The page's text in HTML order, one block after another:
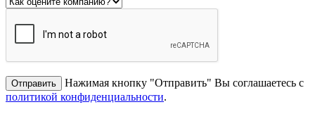
Нажимая кнопку "Отправить" Вы соглашаетесь с
политикой конфиденциальности.